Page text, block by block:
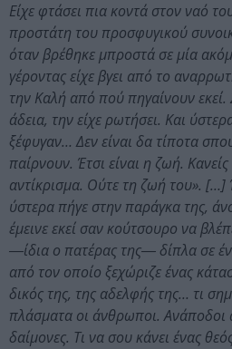
Είχε φτάσει πια κοντά στον ναό
προστάτη του προσφυγικού
όταν βρέθηκε μπροστά σε μία
γέροντας είχε βγει από το
την Καλή από πού πηγαίνουν εκεί.
άδεια, την είχε ρωτήσει. Και
ξέφυγαν… Δεν είναι δα τίποτα
παίρνουν. Έτσι είναι η ζωή. Κανείς
αντίκρισμα. Ούτε τη ζωή του».
ύστερα πήγε στην παράγκα της,
έμεινε εκεί σαν κούτσουρο να
―ίδια ο πατέρας της― δίπλα σε
από τον οποίο ξεχώριζε ένας
δικός της, της αδελφής της… τι
πλάσματα οι άνθρωποι. Ανάποδοι
δαίμονες. Τι να σου κάνει ένας